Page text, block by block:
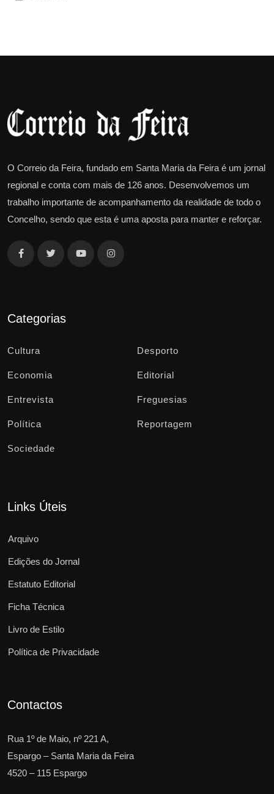
O Correio da Feira, fundado em Santa Maria da Feira é um jornal
regional e conta com mais de 126 anos. Desenvolvemos um
trabalho importante de acompanhamento da realidade de todo o
Concelho, sendo que esta é uma aposta para manter e reforçar.
Categorias
Cultura Desporto
Economia Editorial
Entrevista Freguesias
Política Reportagem
Sociedade
Links Úteis
Arquivo
Edições do Jornal
Estatuto Editorial
Ficha Técnica
Livro de Estilo
Política de Privacidade
Contactos
Rua 1º de Maio, nº 221 A,
Espargo – Santa Maria da Feira
4520 – 115 Espargo